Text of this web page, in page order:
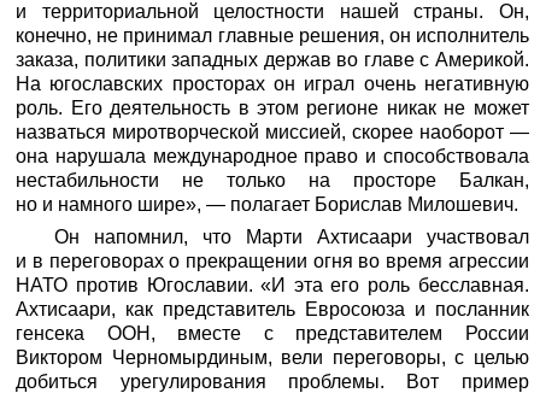
и территориальной целостности нашей страны. Он,
конечно, не принимал главные решения, он исполнитель
заказа, политики западных держав во главе с Америкой.
На югославских просторах он играл очень негативную
роль. Его деятельность в этом регионе никак не может
назваться миротворческой миссией, скорее наоборот —
она нарушала международное право и способствовала
нестабильности не только на просторе Балкан,
но и намного шире», — полагает Борислав Милошевич.
Он напомнил, что Марти Ахтисаари участвовал
и в переговорах о прекращении огня во время агрессии
НАТО против Югославии. «И эта его роль бесславная.
Ахтисаари, как представитель Евросоюза и посланник
генсека ООН, вместе с представителем России
Виктором Черномырдиным, вели переговоры, с целью
добиться урегулирования проблемы. Вот пример